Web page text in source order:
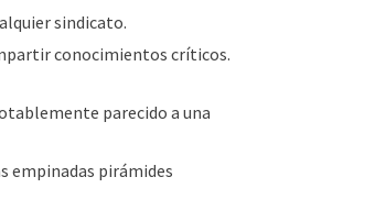
sindicato.
conocimientos críticos.
parecido a una
empinadas pirámides